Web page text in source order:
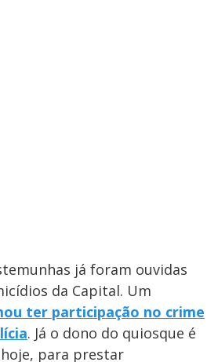
já foram ouvidas
da Capital. Um
ter participação no crime
. Já o dono do quiosque é
para prestar